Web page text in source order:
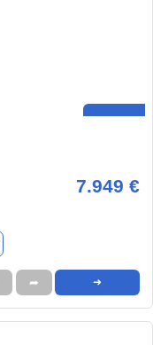
7.949 €
➦ ➜